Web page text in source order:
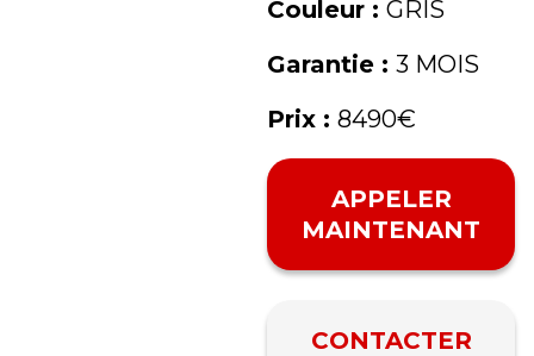
Couleur : GRIS
Garantie : 3 MOIS
Prix : 8490€
APPELER
MAINTENANT
CONTACTER